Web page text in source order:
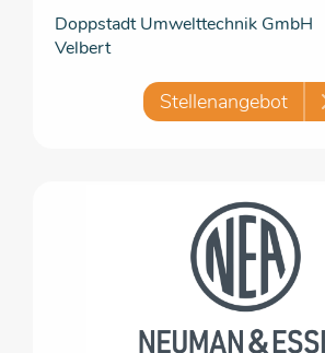
Doppstadt Umwelttechnik GmbH
Velbert
Stellenangebot